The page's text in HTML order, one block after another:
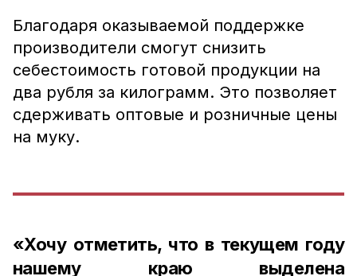
Благодаря оказываемой поддержке
производители смогут снизить
себестоимость готовой продукции на
два рубля за килограмм. Это позволяет
сдерживать оптовые и розничные цены
на муку.
«Хочу отметить, что в текущем году
нашему краю выделена